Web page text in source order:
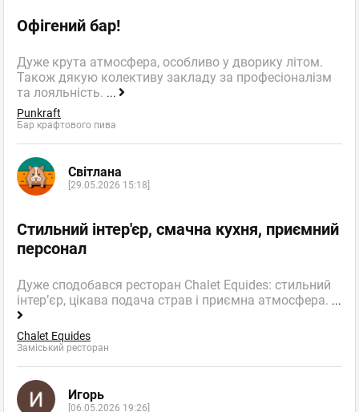
Офігений бар!
Дуже крута атмосфера, особливо у дворику літом.
Також дякую колективу закладу за професіоналізм
та лояльність. ...
Punkraft
Бар крафтового пива
Світлана
[29.05.2026 15:18]
Стильний інтер'єр, смачна кухня, приємний
персонал
Дуже сподобався ресторан Chalet Equides: стильний
інтер’єр, цікава подача страв і приємна атмосфера. ...
Chalet Equides
Заміський ресторан
Игорь
[06.05.2026 19:26]